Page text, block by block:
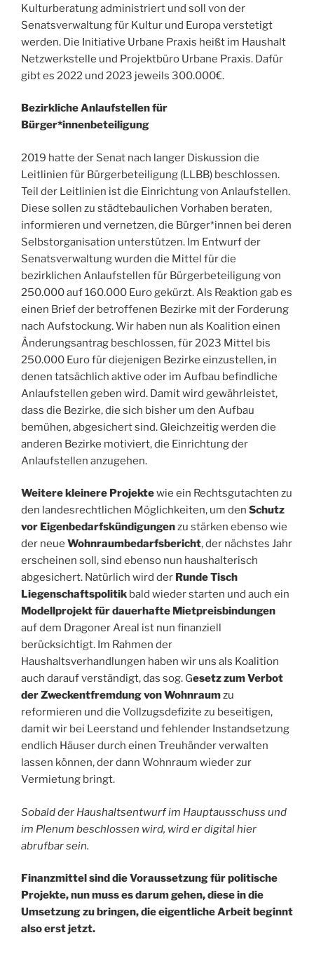
Kulturberatung administriert und soll von der
Senatsverwaltung für Kultur und Europa verstetigt
werden. Die Initiative Urbane Praxis heißt im Haushalt
Netzwerkstelle und Projektbüro Urbane Praxis. Dafür
gibt es 2022 und 2023 jeweils 300.000€.
Bezirkliche Anlaufstellen für
Bürger*innenbeteiligung
2019 hatte der Senat nach langer Diskussion die
Leitlinien für Bürgerbeteiligung (LLBB) beschlossen.
Teil der Leitlinien ist die Einrichtung von Anlaufstellen.
Diese sollen zu städtebaulichen Vorhaben beraten,
informieren und vernetzen, die Bürger*innen bei deren
Selbstorganisation unterstützen. Im Entwurf der
Senatsverwaltung wurden die Mittel für die
bezirklichen Anlaufstellen für Bürgerbeteiligung von
250.000 auf 160.000 Euro gekürzt. Als Reaktion gab es
einen Brief der betroffenen Bezirke mit der Forderung
nach Aufstockung. Wir haben nun als Koalition einen
Änderungsantrag beschlossen, für 2023 Mittel bis
250.000 Euro für diejenigen Bezirke einzustellen, in
denen tatsächlich aktive oder im Aufbau befindliche
Anlaufstellen geben wird. Damit wird gewährleistet,
dass die Bezirke, die sich bisher um den Aufbau
bemühen, abgesichert sind. Gleichzeitig werden die
anderen Bezirke motiviert, die Einrichtung der
Anlaufstellen anzugehen.
Weitere kleinere Projektewie ein Rechtsgutachten zu
den landesrechtlichen Möglichkeiten, um den Schutz
vor Eigenbedarfskündigungenzu stärken ebenso wie
der neue Wohnraumbedarfsbericht, der nächstes Jahr
erscheinen soll, sind ebenso nun haushalterisch
abgesichert. Natürlich wird der Runde Tisch
Liegenschaftspolitik bald wieder starten und auch ein
Modellprojekt für dauerhafte Mietpreisbindungen
auf dem Dragoner Areal ist nun finanziell
berücksichtigt. Im Rahmen der
Haushaltsverhandlungen haben wir uns als Koalition
auch darauf verständigt, das sog. Gesetz zum Verbot
der Zweckentfremdung von Wohnraumzu
reformieren und die Vollzugsdefizite zu beseitigen,
damit wir bei Leerstand und fehlender Instandsetzung
endlich Häuser durch einen Treuhänder verwalten
lassen können, der dann Wohnraum wieder zur
Vermietung bringt.
Sobald der Haushaltsentwurf im Hauptausschuss und
im Plenum beschlossen wird, wird er digital hier
abrufbar sein.
Finanzmittel sind die Voraussetzung für politische
Projekte, nun muss es darum gehen, diese in die
Umsetzung zu bringen, die eigentliche Arbeit beginnt
also erst jetzt.